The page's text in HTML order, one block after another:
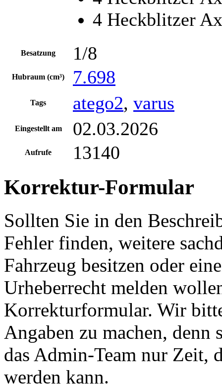
4 Heckblitzer
Besatzung 1/8
Hubraum (cm³) 7.698
Tags atego2, varus
Eingestellt am 02.03.2026
Aufrufe 13140
Korrektur-Formular
Sollten Sie in den
Fehler finden, weitere
Fahrzeug besitzen oder
Urheberrecht melden
Korrekturformular. Wir
Angaben zu machen,
das Admin-Team nur Zeit,
werden kann.